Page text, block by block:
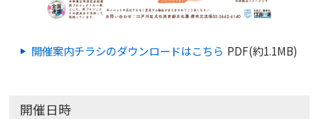
開催案内チラシのダウンロードはこちら PDF(約1.1MB)
開催日時